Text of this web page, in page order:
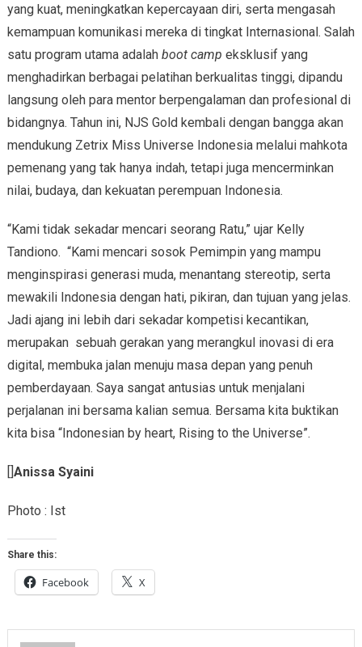
yang kuat, meningkatkan kepercayaan diri, serta mengasah
kemampuan komunikasi mereka di tingkat Internasional. Salah
satu program utama adalah boot camp eksklusif yang
menghadirkan berbagai pelatihan berkualitas tinggi, dipandu
langsung oleh para mentor berpengalaman dan profesional di
bidangnya. Tahun ini, NJS Gold kembali dengan bangga akan
mendukung Zetrix Miss Universe Indonesia melalui mahkota
pemenang yang tak hanya indah, tetapi juga mencerminkan
nilai, budaya, dan kekuatan perempuan Indonesia.
“Kami tidak sekadar mencari seorang Ratu,” ujar Kelly
Tandiono. “Kami mencari sosok Pemimpin yang mampu
menginspirasi generasi muda, menantang stereotip, serta
mewakili Indonesia dengan hati, pikiran, dan tujuan yang jelas.
Jadi ajang ini lebih dari sekadar kompetisi kecantikan,
merupakan sebuah gerakan yang merangkul inovasi di era
digital, membuka jalan menuju masa depan yang penuh
pemberdayaan. Saya sangat antusias untuk menjalani
perjalanan ini bersama kalian semua. Bersama kita buktikan
kita bisa “Indonesian by heart, Rising to the Universe”.
[]Anissa Syaini
Photo : Ist
Share this:
Facebook X